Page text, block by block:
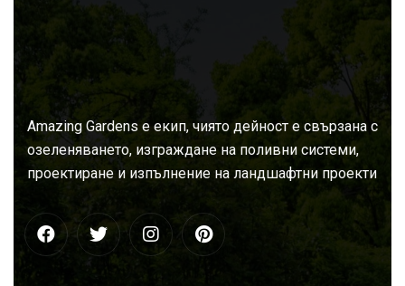
Занас
Amazing Gardens е екип, чиято дейност е свързана с
озеленяването, изграждане на поливни системи,
проектиране и изпълнение на ландшафтни проекти